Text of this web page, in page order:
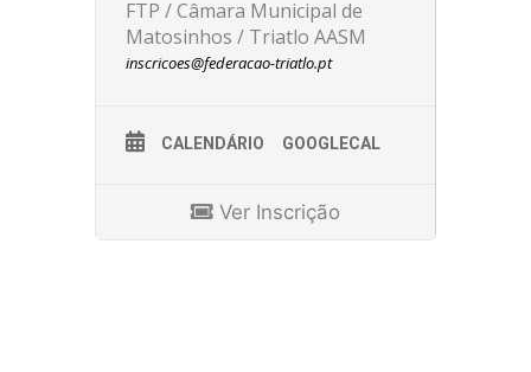
FTP / Câmara Municipal de
Matosinhos / Triatlo AASM
inscricoes@federacao-triatlo.pt
CALENDÁRIO GOOGLECAL
Ver Inscrição